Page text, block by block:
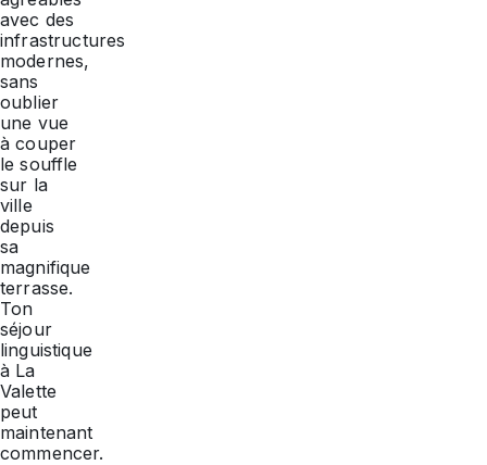
avec des
infrastructures
modernes,
sans
oublier
une vue
à couper
le souffle
sur la
ville
depuis
sa
magnifique
terrasse.
Ton
séjour
linguistique
à La
Valette
peut
maintenant
commencer.